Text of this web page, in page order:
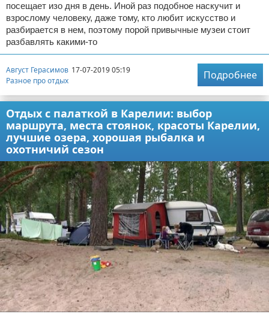
посещает изо дня в день. Иной раз подобное наскучит и
взрослому человеку, даже тому, кто любит искусство и
разбирается в нем, поэтому порой привычные музеи стоит
разбавлять какими-то
Август Герасимов 17-07-2019 05:19
Разное про отдых
Подробнее
Отдых с палаткой в Карелии: выбор
маршрута, места стоянок, красоты Карелии,
лучшие озера, хорошая рыбалка и
охотничий сезон